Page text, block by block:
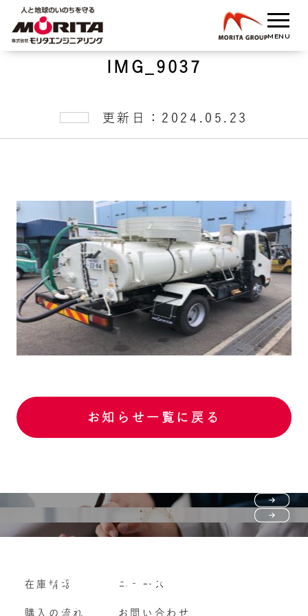
IMG_9037
更新日：2024.05.23
お知らせ一覧に戻る
購入の流れ
よくいただくご質問
Vehicle purchase
車両買い取り
在庫情報
購入の流れ
ニュース
お問い合わせ